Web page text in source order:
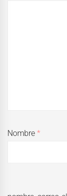
Nombre*